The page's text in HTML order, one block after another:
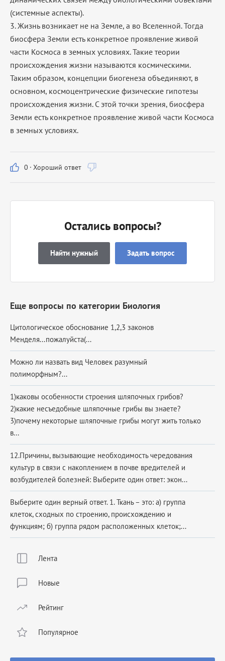
Лента
Новые
Рейтинг
Популярное
(системные аспекты).
3. Жизнь возникает не на Земле, а во Вселенной. Тогда
биосфера Земли есть конкретное проявление живой
части Космоса в земных условиях. Такие теории
происхождения жизни называются космическими.
Таким образом, концепции биогенеза объединяют, в
основном, космоцентрические физические гипотезы
происхождения жизни. С этой точки зрения, биосфера
Земли есть конкретное проявление живой части Космоса
в земных условиях.
0 · Хороший ответ
Остались вопросы?
Найти нужный Задать вопрос
Еще вопросы по категории Биология
Цитологическое обоснование 1,2,3 законов
Менделя...пожалуйста(...
Можно ли назвать вид Человек разумный
полиморфным?...
1)каковы особенности строения шляпочных грибов?
2)какие несъедобные шляпочные грибы вы знаете?
3)почему некоторые шляпочные грибы могут жить только
в...
12.Причины, вызывающие необходимость чередования
культур в связи с накоплением в почве вредителей и
возбудителей болезней: Выберите один ответ: экон...
Выберите один верный ответ. 1. Ткань – это: а) группа
клеток, сходных по строению, происхождению и
функциям; б) группа рядом расположенных клеток;...